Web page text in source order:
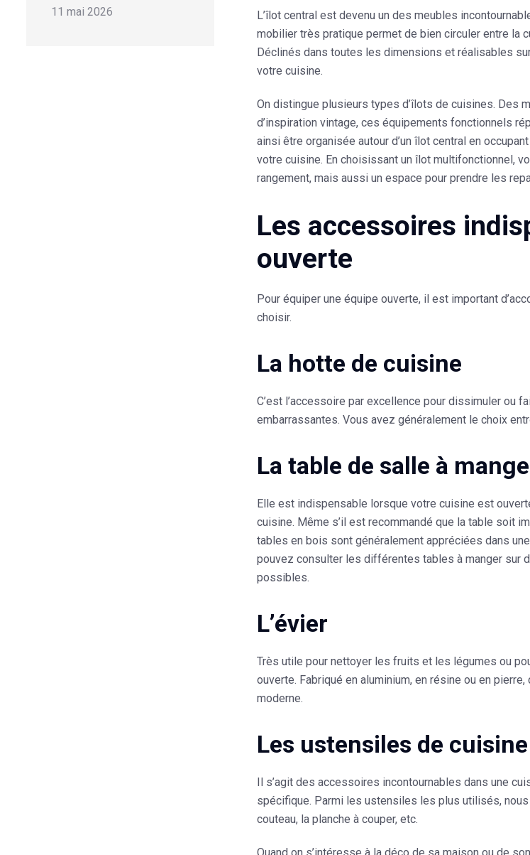
11 mai 2026
L’îlot central est devenu un des meubles
mobilier très pratique permet de bien circuler entre la
Déclinés dans toutes les dimensions et réalisables
votre cuisine.
On distingue plusieurs types d’îlots de cuisines. Des
d’inspiration vintage, ces équipements fonctionnels
ainsi être organisée autour d’un îlot central en
votre cuisine. En choisissant un îlot multifonctionnel,
rangement, mais aussi un espace pour prendre les
Les accessoires
ouverte
Pour équiper une équipe ouverte, il est important
choisir.
La hotte de cuisine
C’est l’accessoire par excellence pour dissimuler ou
embarrassantes. Vous avez généralement le choix
La table de salle à
Elle est indispensable lorsque votre cuisine est
cuisine. Même s’il est recommandé que la table soit
tables en bois sont généralement appréciées dans
pouvez consulter les différentes tables à manger
possibles.
L’évier
Très utile pour nettoyer les fruits et les légumes ou
ouverte. Fabriqué en aluminium, en résine ou en
moderne.
Les ustensiles de cuisine
Il s’agit des accessoires incontournables dans une
spécifique. Parmi les ustensiles les plus utilisés,
couteau, la planche à couper, etc.
Quand on s’intéresse à la déco de sa maison ou de